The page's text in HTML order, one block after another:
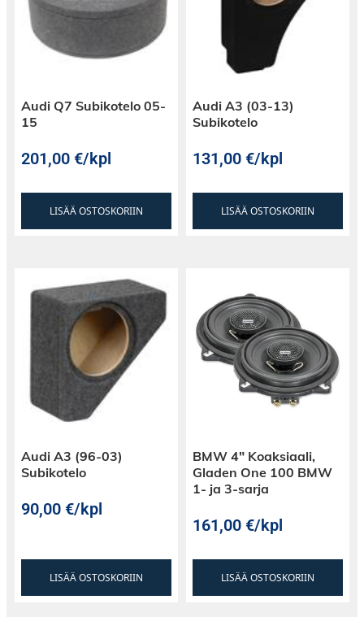
Audi Q7 Subikotelo 05-
15
201,00€/kpl
LISÄÄ OSTOSKORIIN
Audi A3 (03-13)
Subikotelo
131,00€/kpl
LISÄÄ OSTOSKORIIN
Audi A3 (96-03)
Subikotelo
90,00€/kpl
LISÄÄ OSTOSKORIIN
BMW 4″ Koaksiaali,
Gladen One 100 BMW
1- ja 3-sarja
161,00€/kpl
LISÄÄ OSTOSKORIIN